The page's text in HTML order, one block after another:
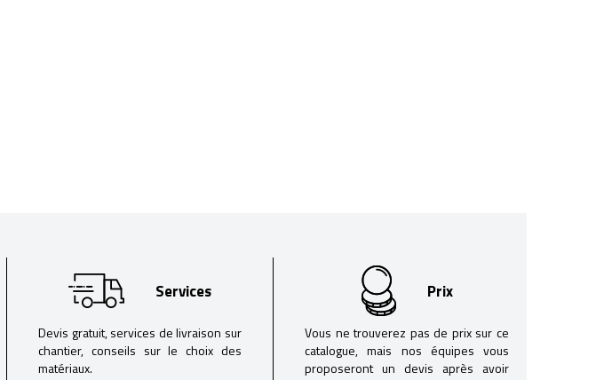
Services
Devis gratuit, services de livraison sur
chantier, conseils sur le choix des
matériaux.
Prix
Vous ne trouverez pas de prix sur ce
catalogue, mais nos équipes vous
proposeront un devis après avoir